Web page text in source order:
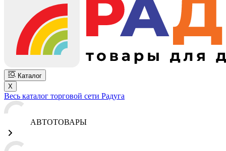
Каталог
X
Весь каталог торговой сети Радуга
АВТОТОВАРЫ